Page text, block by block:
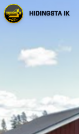
HIDINGSTA IK